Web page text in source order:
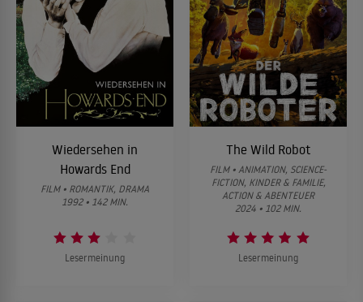
Wiedersehen in
Howards End
FILM • ROMANTIK, DRAMA
1992 • 142 MIN.
Lesermeinung
The Wild Robot
FILM • ANIMATION, SCIENCE-
FICTION, KINDER & FAMILIE,
ACTION & ABENTEUER
2024 • 102 MIN.
Lesermeinung